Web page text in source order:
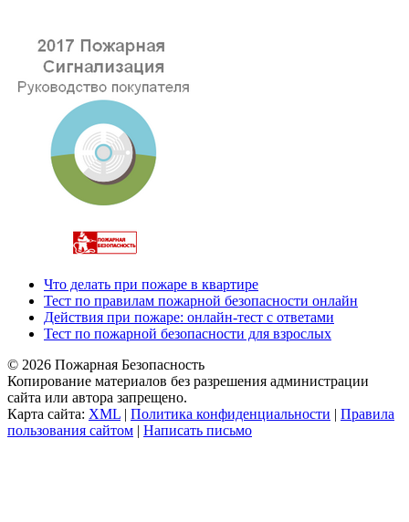
Что делать при пожаре в квартире
Тест по правилам пожарной безопасности онлайн
Действия при пожаре: онлайн-тест с ответами
Тест по пожарной безопасности для взрослых
© 2026 Пожарная Безопасность
Копирование материалов без разрешения администрации
сайта или автора запрещено.
Карта сайта: XML | Политика конфиденциальности | Правила
пользования сайтом | Написать письмо